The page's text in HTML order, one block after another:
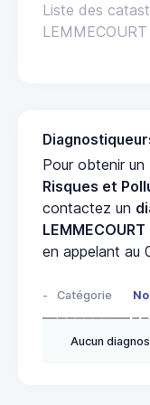
Liste des
LEMMECOURT
Pour obtenir un
Risques et
contactez un
LEMMECOURT
en appelant au
- Catégorie
Aucun